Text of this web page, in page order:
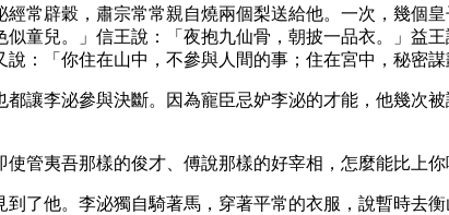
常辟穀，肅宗常常親自燒兩個梨送給他。一次，幾個
童兒。」信王說：「夜抱九仙骨，朝披一品衣。」益
：「你住在山中，不參與人間的事；住在宮中，秘密
讓李泌參與決斷。因為寵臣忌妒李泌的才能，他幾次
管夷吾那樣的俊才、傅說那樣的好宰相，怎麼能比上你
了他。李泌獨自騎著馬，穿著平常的衣服，說暫時去